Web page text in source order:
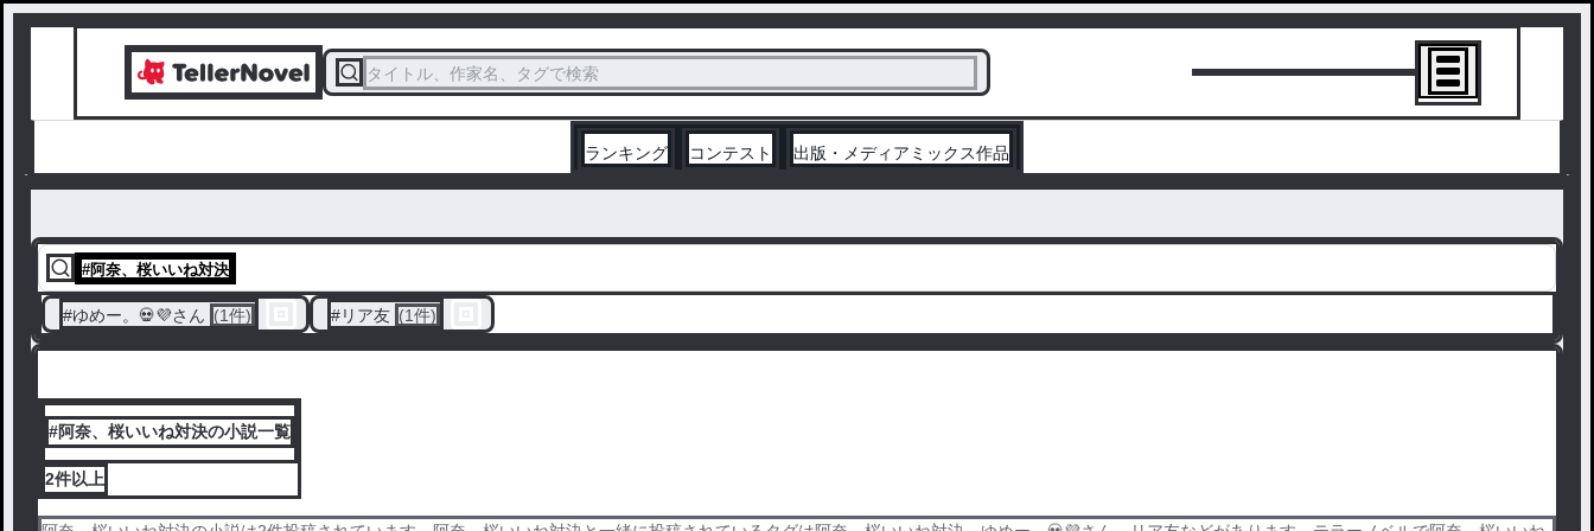
タイトル、作家名、タグで検索
ランキング コンテスト 出版・メディアミックス作品
#阿奈、桜いいね対決
#ゆめー。💀💜‪さん (1件) #リア友 (1件)
#阿奈、桜いいね対決の小説一覧
2件以上